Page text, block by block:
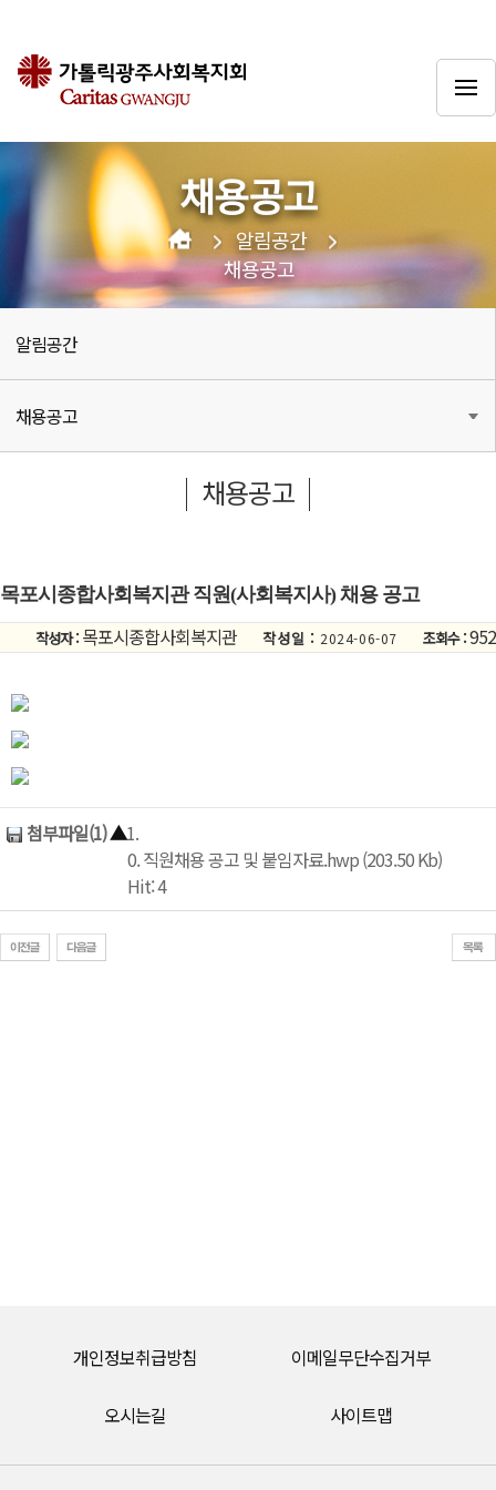
채용공고
알림공간
채용공고
알림공간
채용공고
채용공고
목포시종합사회복지관 직원(사회복지사) 채용 공고
작성자 :목포시종합사회복지관 작성일 : 2024-06-07 조회수 :952
첨부파일(1)▲1.
0. 직원채용 공고 및 붙임자료.hwp (203.50 Kb)
Hit: 4
개인정보취급방침 이메일무단수집거부
오시는길 사이트맵